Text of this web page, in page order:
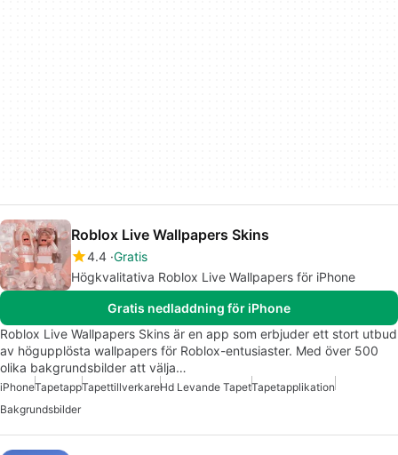
Roblox Live Wallpapers Skins
4.4 Gratis
Högkvalitativa Roblox Live Wallpapers för iPhone
Gratis nedladdning för iPhone
Roblox Live Wallpapers Skins är en app som erbjuder ett stort utbud
av högupplösta wallpapers för Roblox-entusiaster. Med över 500
olika bakgrundsbilder att välja…
iPhoneTapetappTapettillverkareHd Levande TapetTapetapplikation
Bakgrundsbilder